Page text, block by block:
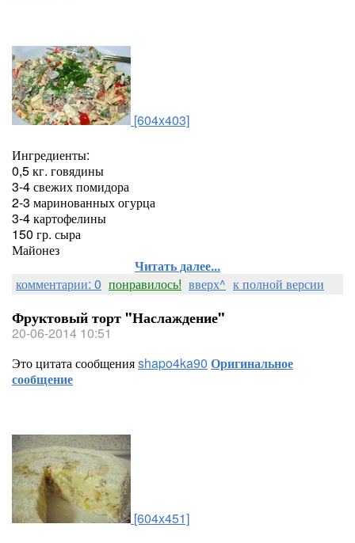
[604x403]
Ингредиенты:
0,5 кг. говядины
3-4 свежих помидора
2-3 маринованных огурца
3-4 картофелины
150 гр. сыра
Майонез
Читать далее...
комментарии: 0 понравилось! вверх^ к полной версии
Фруктовый торт "Наслаждение"
20-06-2014 10:51
Это цитата сообщенияshapo4ka90 Оригинальное
сообщение
[604x451]